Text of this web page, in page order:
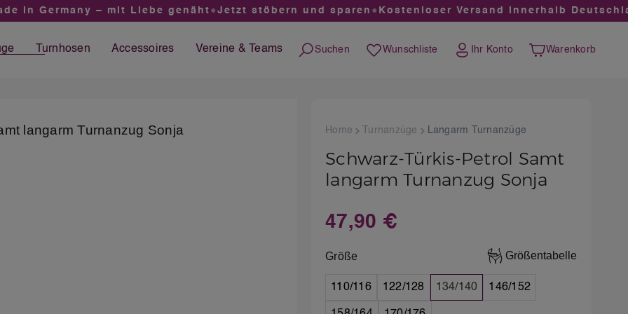
in Germany – mit Liebe genäht ● Jetzt stöbern und sparen●Kostenloser Versand innerhalb
Turnhosen Accessoires Vereine & Teams Suchen Wunschliste
Du hast 0 Produkte auf dem Merkzettel
Ihr Konto Warenkorb
Warenkorb enthält
Home Turnanzüge Langarm Turnanzüge
Schwarz-Türkis-Petrol Samt
langarm Turnanzug Sonja
Regulärer Preis:
47,90 €
Größe Größentabelle
110/116 122/128 134/140 146/152